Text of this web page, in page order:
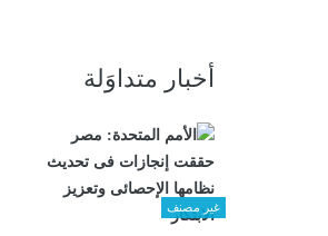
أخبار متداوَلة
غير مصنف